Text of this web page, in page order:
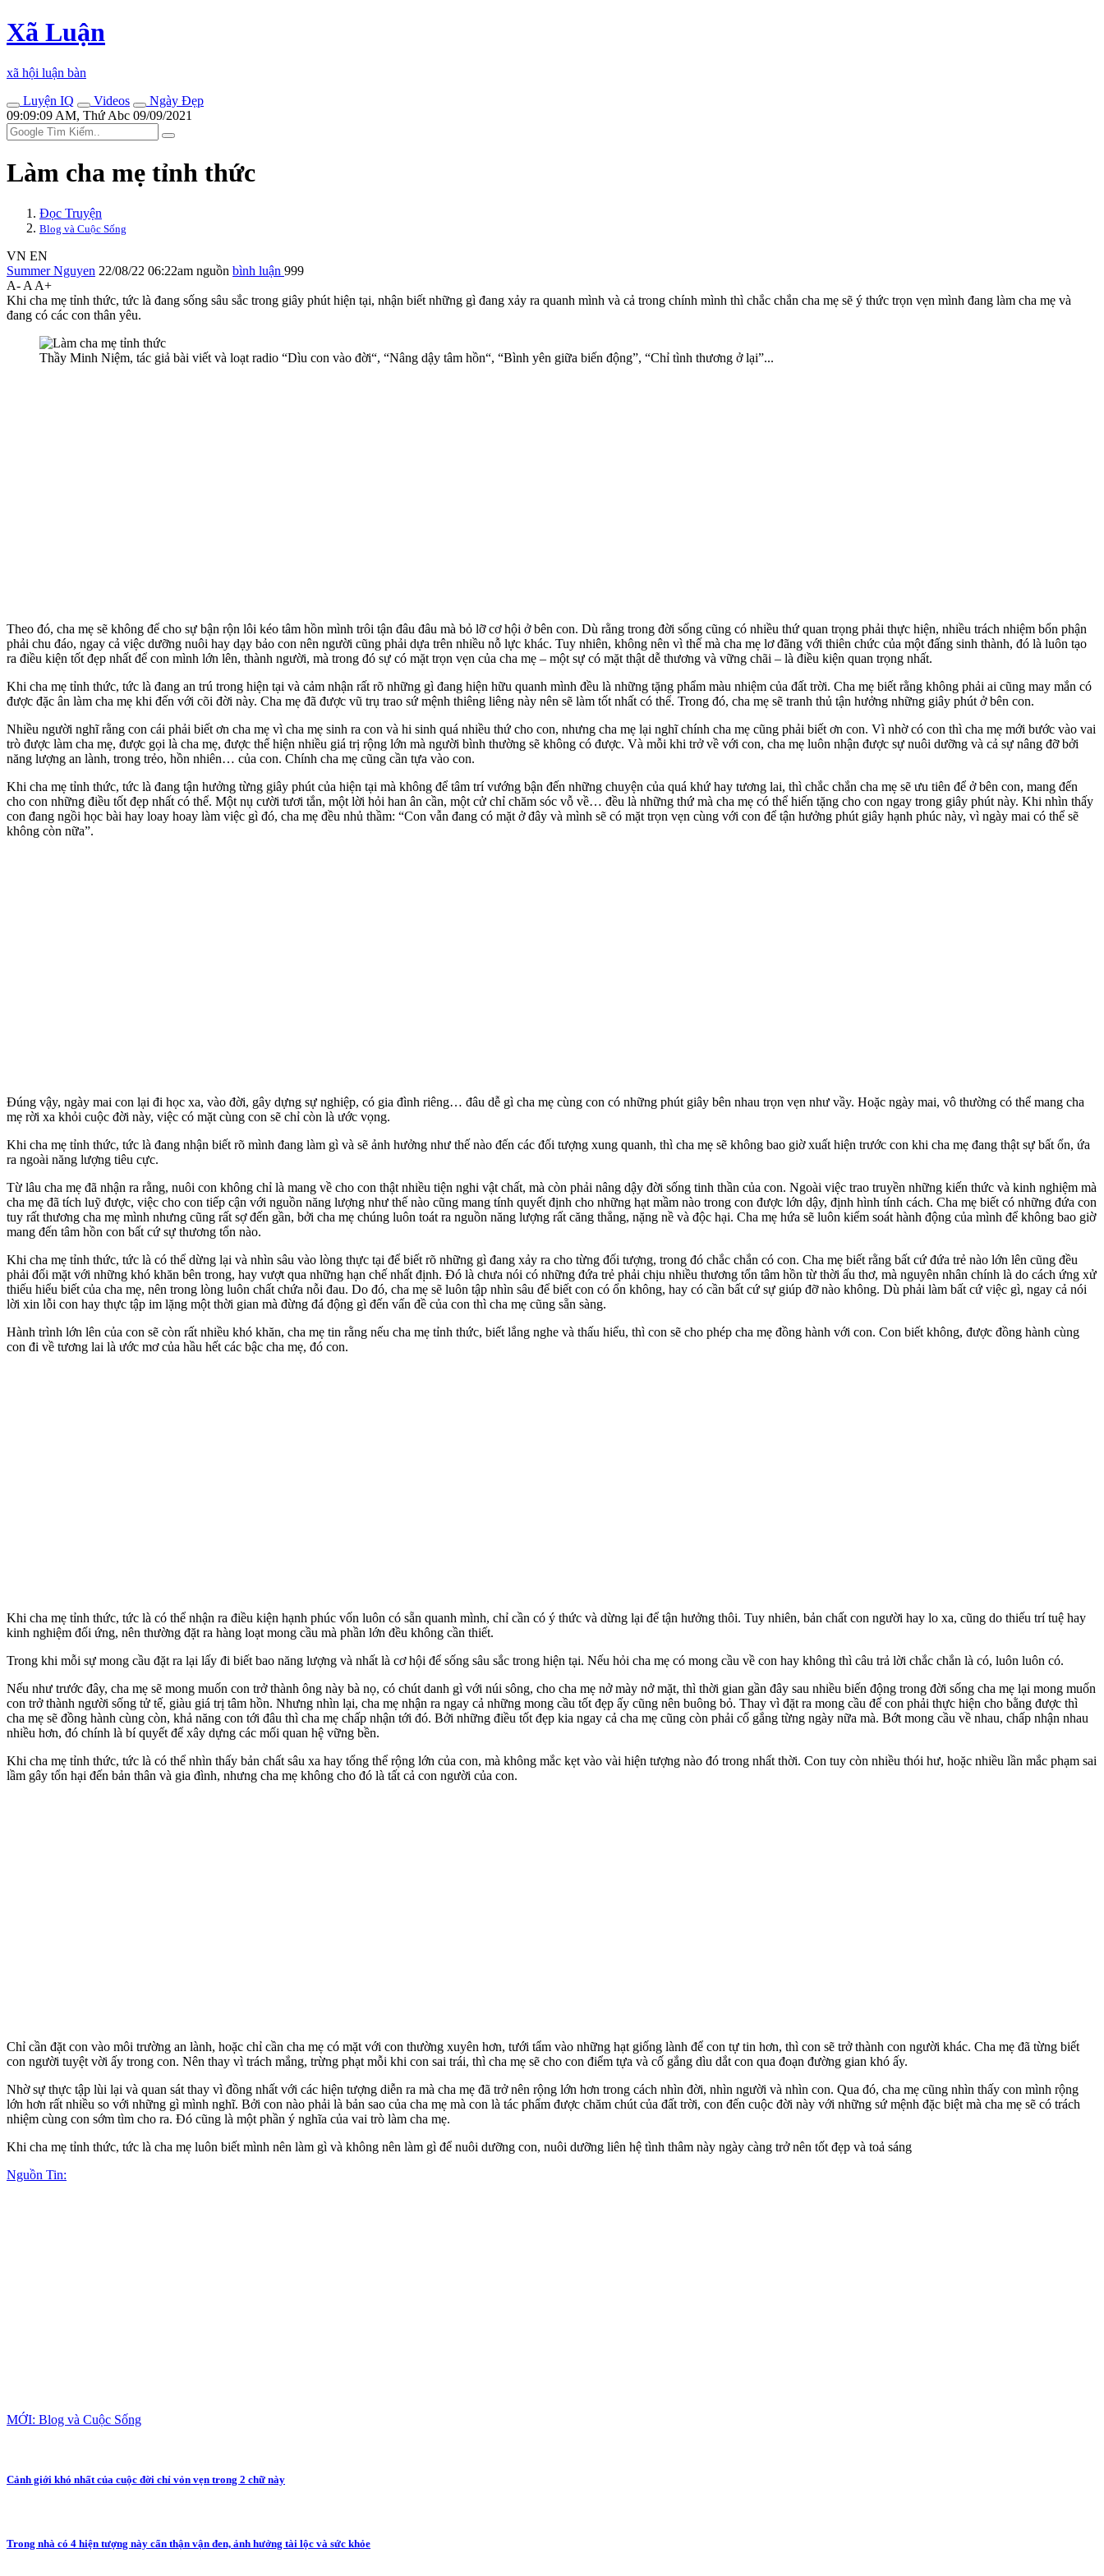
Xã Luận
xã hội luận bàn
Luyện IQ
Videos
Ngày Đẹp
09:09:09 AM, Thứ Abc 09/09/2021
Làm cha mẹ tỉnh thức
Đọc Truyện
Blog và Cuộc Sống
VN EN
Summer Nguyen 22/08/22 06:22am nguồn bình luận 999
A- A A+
Khi cha mẹ tỉnh thức, tức là đang sống sâu sắc trong giây phút hiện tại, nhận biết những gì đang xảy ra quanh mình và cả trong chính mình thì chắc chắn cha mẹ sẽ ý thức trọn vẹn mình đang làm cha mẹ và
đang có các con thân yêu.
Thầy Minh Niệm, tác giả bài viết và loạt radio “Dìu con vào đời“, “Nâng dậy tâm hồn“, “Bình yên giữa biến động”, “Chỉ tình thương ở lại”...
Theo đó, cha mẹ sẽ không để cho sự bận rộn lôi kéo tâm hồn mình trôi tận đâu đâu mà bỏ lỡ cơ hội ở bên con. Dù rằng trong đời sống cũng có nhiều thứ quan trọng phải thực hiện, nhiều trách nhiệm bổn phận
phải chu đáo, ngay cả việc dưỡng nuôi hay dạy bảo con nên người cũng phải dựa trên nhiều nỗ lực khác. Tuy nhiên, không nên vì thế mà cha mẹ lơ đãng với thiên chức của một đấng sinh thành, đó là luôn tạo
ra điều kiện tốt đẹp nhất để con mình lớn lên, thành người, mà trong đó sự có mặt trọn vẹn của cha mẹ – một sự có mặt thật dễ thương và vững chãi – là điều kiện quan trọng nhất.
Khi cha mẹ tỉnh thức, tức là đang an trú trong hiện tại và cảm nhận rất rõ những gì đang hiện hữu quanh mình đều là những tặng phẩm màu nhiệm của đất trời. Cha mẹ biết rằng không phải ai cũng may mắn có
được đặc ân làm cha mẹ khi đến với cõi đời này. Cha mẹ đã được vũ trụ trao sứ mệnh thiêng liêng này nên sẽ làm tốt nhất có thể. Trong đó, cha mẹ sẽ tranh thủ tận hưởng những giây phút ở bên con.
Nhiều người nghĩ rằng con cái phải biết ơn cha mẹ vì cha mẹ sinh ra con và hi sinh quá nhiều thứ cho con, nhưng cha mẹ lại nghĩ chính cha mẹ cũng phải biết ơn con. Vì nhờ có con thì cha mẹ mới bước vào vai
trò được làm cha mẹ, được gọi là cha mẹ, được thể hiện nhiều giá trị rộng lớn mà người bình thường sẽ không có được. Và mỗi khi trở về với con, cha mẹ luôn nhận được sự nuôi dưỡng và cả sự nâng đỡ bởi
năng lượng an lành, trong trẻo, hồn nhiên… của con. Chính cha mẹ cũng cần tựa vào con.
Khi cha mẹ tỉnh thức, tức là đang tận hưởng từng giây phút của hiện tại mà không để tâm trí vướng bận đến những chuyện của quá khứ hay tương lai, thì chắc chắn cha mẹ sẽ ưu tiên để ở bên con, mang đến
cho con những điều tốt đẹp nhất có thể. Một nụ cười tươi tắn, một lời hỏi han ân cần, một cử chỉ chăm sóc vỗ về… đều là những thứ mà cha mẹ có thể hiến tặng cho con ngay trong giây phút này. Khi nhìn thấy
con đang ngồi học bài hay loay hoay làm việc gì đó, cha mẹ đều nhủ thầm: “Con vẫn đang có mặt ở đây và mình sẽ có mặt trọn vẹn cùng với con để tận hưởng phút giây hạnh phúc này, vì ngày mai có thể sẽ
không còn nữa”.
Đúng vậy, ngày mai con lại đi học xa, vào đời, gây dựng sự nghiệp, có gia đình riêng… đâu dễ gì cha mẹ cùng con có những phút giây bên nhau trọn vẹn như vầy. Hoặc ngày mai, vô thường có thể mang cha
mẹ rời xa khỏi cuộc đời này, việc có mặt cùng con sẽ chỉ còn là ước vọng.
Khi cha mẹ tỉnh thức, tức là đang nhận biết rõ mình đang làm gì và sẽ ảnh hưởng như thế nào đến các đối tượng xung quanh, thì cha mẹ sẽ không bao giờ xuất hiện trước con khi cha mẹ đang thật sự bất ổn, ứa
ra ngoài năng lượng tiêu cực.
Từ lâu cha mẹ đã nhận ra rằng, nuôi con không chỉ là mang về cho con thật nhiều tiện nghi vật chất, mà còn phải nâng dậy đời sống tinh thần của con. Ngoài việc trao truyền những kiến thức và kinh nghiệm mà
cha mẹ đã tích luỹ được, việc cho con tiếp cận với nguồn năng lượng như thế nào cũng mang tính quyết định cho những hạt mầm nào trong con được lớn dậy, định hình tính cách. Cha mẹ biết có những đứa con
tuy rất thương cha mẹ mình nhưng cũng rất sợ đến gần, bởi cha mẹ chúng luôn toát ra nguồn năng lượng rất căng thẳng, nặng nề và độc hại. Cha mẹ hứa sẽ luôn kiểm soát hành động của mình để không bao giờ
mang đến tâm hồn con bất cứ sự thương tổn nào.
Khi cha mẹ tỉnh thức, tức là có thể dừng lại và nhìn sâu vào lòng thực tại để biết rõ những gì đang xảy ra cho từng đối tượng, trong đó chắc chắn có con. Cha mẹ biết rằng bất cứ đứa trẻ nào lớn lên cũng đều
phải đối mặt với những khó khăn bên trong, hay vượt qua những hạn chế nhất định. Đó là chưa nói có những đứa trẻ phải chịu nhiều thương tổn tâm hồn từ thời ấu thơ, mà nguyên nhân chính là do cách ứng xử
thiếu hiểu biết của cha mẹ, nên trong lòng luôn chất chứa nỗi đau. Do đó, cha mẹ sẽ luôn tập nhìn sâu để biết con có ổn không, hay có cần bất cứ sự giúp đỡ nào không. Dù phải làm bất cứ việc gì, ngay cả nói
lời xin lỗi con hay thực tập im lặng một thời gian mà đừng đá động gì đến vấn đề của con thì cha mẹ cũng sẵn sàng.
Hành trình lớn lên của con sẽ còn rất nhiều khó khăn, cha mẹ tin rằng nếu cha mẹ tỉnh thức, biết lắng nghe và thấu hiểu, thì con sẽ cho phép cha mẹ đồng hành với con. Con biết không, được đồng hành cùng
con đi về tương lai là ước mơ của hầu hết các bậc cha mẹ, đó con.
Khi cha mẹ tỉnh thức, tức là có thể nhận ra điều kiện hạnh phúc vốn luôn có sẵn quanh mình, chỉ cần có ý thức và dừng lại để tận hưởng thôi. Tuy nhiên, bản chất con người hay lo xa, cũng do thiếu trí tuệ hay
kinh nghiệm đối ứng, nên thường đặt ra hàng loạt mong cầu mà phần lớn đều không cần thiết.
Trong khi mỗi sự mong cầu đặt ra lại lấy đi biết bao năng lượng và nhất là cơ hội để sống sâu sắc trong hiện tại. Nếu hỏi cha mẹ có mong cầu về con hay không thì câu trả lời chắc chắn là có, luôn luôn có.
Nếu như trước đây, cha mẹ sẽ mong muốn con trở thành ông này bà nọ, có chút danh gì với núi sông, cho cha mẹ nở mày nở mặt, thì thời gian gần đây sau nhiều biến động trong đời sống cha mẹ lại mong muốn
con trở thành người sống tử tế, giàu giá trị tâm hồn. Nhưng nhìn lại, cha mẹ nhận ra ngay cả những mong cầu tốt đẹp ấy cũng nên buông bỏ. Thay vì đặt ra mong cầu để con phải thực hiện cho bằng được thì
cha mẹ sẽ đồng hành cùng còn, khả năng con tới đâu thì cha mẹ chấp nhận tới đó. Bởi những điều tốt đẹp kia ngay cả cha mẹ cũng còn phải cố gắng từng ngày nữa mà. Bớt mong cầu về nhau, chấp nhận nhau
nhiều hơn, đó chính là bí quyết để xây dựng các mối quan hệ vững bền.
Khi cha mẹ tỉnh thức, tức là có thể nhìn thấy bản chất sâu xa hay tổng thể rộng lớn của con, mà không mắc kẹt vào vài hiện tượng nào đó trong nhất thời. Con tuy còn nhiều thói hư, hoặc nhiều lần mắc phạm sai
lầm gây tổn hại đến bản thân và gia đình, nhưng cha mẹ không cho đó là tất cả con người của con.
Chỉ cần đặt con vào môi trường an lành, hoặc chỉ cần cha mẹ có mặt với con thường xuyên hơn, tưới tẩm vào những hạt giống lành để con tự tin hơn, thì con sẽ trở thành con người khác. Cha mẹ đã từng biết
con người tuyệt vời ấy trong con. Nên thay vì trách mắng, trừng phạt mỗi khi con sai trái, thì cha mẹ sẽ cho con điểm tựa và cố gắng dìu dắt con qua đoạn đường gian khó ấy.
Nhờ sự thực tập lùi lại và quan sát thay vì đồng nhất với các hiện tượng diễn ra mà cha mẹ đã trở nên rộng lớn hơn trong cách nhìn đời, nhìn người và nhìn con. Qua đó, cha mẹ cũng nhìn thấy con mình rộng
lớn hơn rất nhiều so với những gì mình nghĩ. Bởi con nào phải là bản sao của cha mẹ mà con là tác phẩm được chăm chút của đất trời, con đến cuộc đời này với những sứ mệnh đặc biệt mà cha mẹ sẽ có trách
nhiệm cùng con sớm tìm cho ra. Đó cũng là một phần ý nghĩa của vai trò làm cha mẹ.
Khi cha mẹ tỉnh thức, tức là cha mẹ luôn biết mình nên làm gì và không nên làm gì để nuôi dưỡng con, nuôi dưỡng liên hệ tình thâm này ngày càng trở nên tốt đẹp và toả sáng
Nguồn Tin:
MỚI: Blog và Cuộc Sống
Cảnh giới khó nhất của cuộc đời chỉ vỏn vẹn trong 2 chữ này
Trong nhà có 4 hiện tượng này cẩn thận vận đen, ảnh hưởng tài lộc và sức khỏe